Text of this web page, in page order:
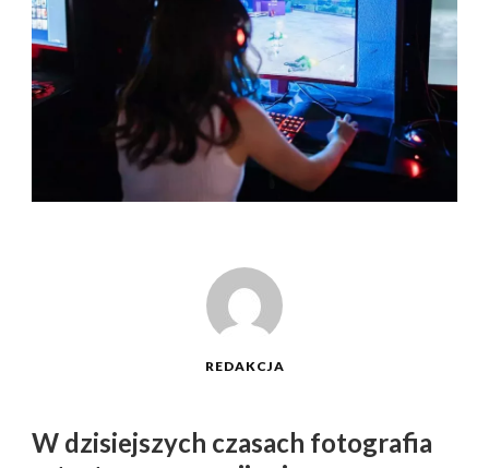
REDAKCJA
W dzisiejszych czasach fotografia